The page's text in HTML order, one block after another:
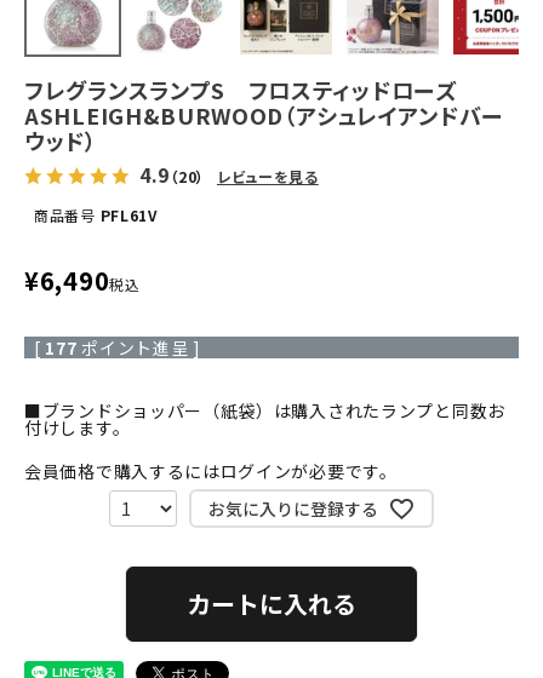
フレグランスランプS フロスティッドローズ
ASHLEIGH&BURWOOD（アシュレイアンドバー
ウッド）
4.9 （20）
レビューを見る
商品番号 PFL61V
¥6,490税込
[ 177 ポイント進呈 ]
■ブランドショッパー（紙袋）は購入されたランプと同数お
付けします。
会員価格で購入するにはログインが必要です。
お気に入りに登録する
カートに入れる